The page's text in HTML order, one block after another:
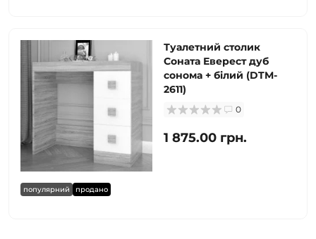
популярний продано
Туалетний столик
Соната Еверест дуб
сонома + білий (DTM-
2611)
0
1 875.00 грн.